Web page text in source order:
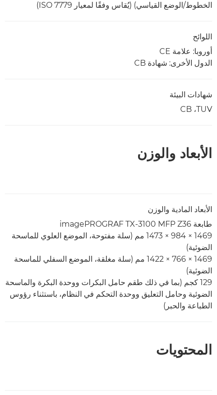
الخطوط/الوضع القياسي) (يُقاس وفقًا لمعيار ISO 7779)
اللوائح
أوروبا: علامة CE
الدول الأخرى: شهادة CB
شهادات البيئة
TUV‏، CB
الأبعاد والوزن
الأبعاد المادية والوزن
طابعة imagePROGRAF TX-3100 MFP Z36
1469 × 984 × 1473 مم (سلة مفتوحة، الموضع العلوي للماسحة
الضوئية)
1469 × 766 × 1422 مم (سلة مغلقة، الموضع السفلي للماسحة
الضوئية)
129 كجم (بما في ذلك طقم حامل البكرات ووحدة البكرة والماسحة
الضوئية وحامل التعليق ووحدة التحكم في النظام، باستثناء رؤوس
الطباعة والحبر)
المحتويات